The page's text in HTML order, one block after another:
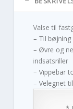
Valse til
– Til
– Øvre og
indsatsriller
– Vippebar
– Velegnet